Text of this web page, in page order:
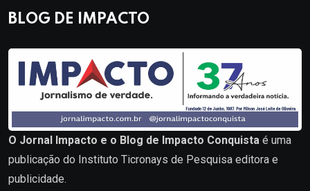
BLOG DE IMPACTO
O Jornal Impacto e o Blog de Impacto Conquista é uma
publicação do Instituto Ticronays de Pesquisa editora e
publicidade.